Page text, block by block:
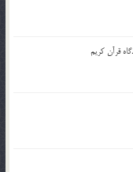
قرآن كريم